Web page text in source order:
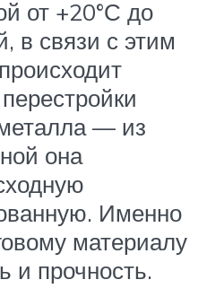
от +20°С до
в связи с этим
— из
она
Именно
материалу
и прочность.